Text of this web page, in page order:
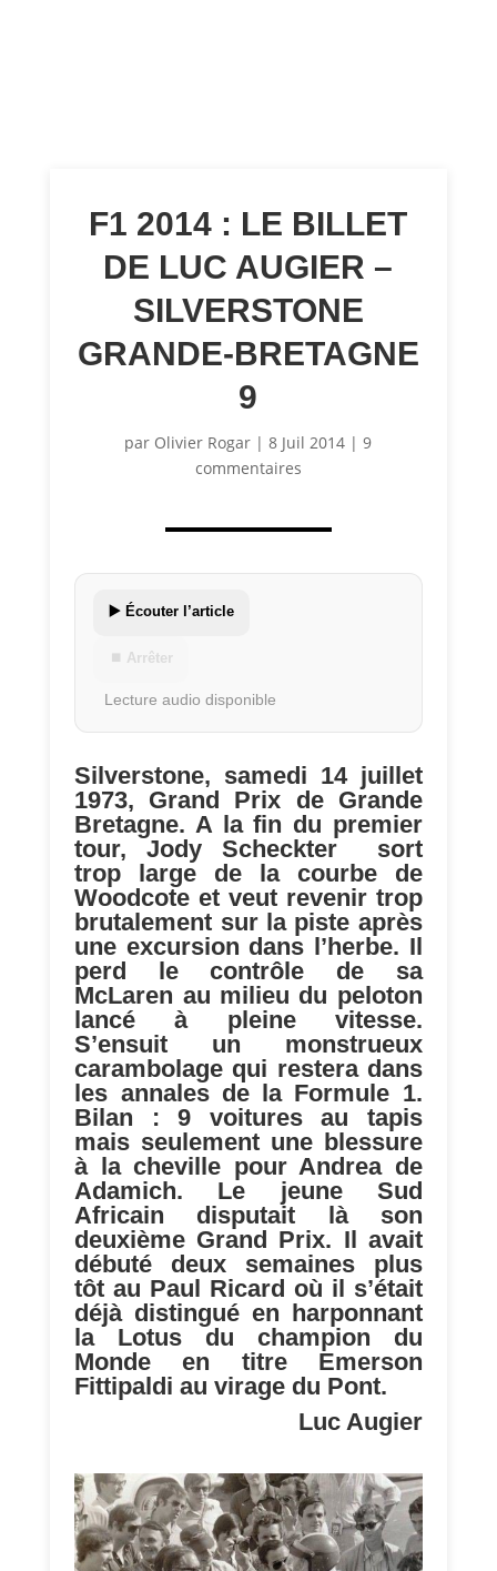
F1 2014 : LE BILLET
DE LUC AUGIER –
SILVERSTONE
GRANDE-BRETAGNE
9
par Olivier Rogar |8 Juil 2014 |9
commentaires
▶️ Écouter l’article
⏹ Arrêter
Lecture audio disponible
Silverstone, samedi 14 juillet
1973, Grand Prix de Grande
Bretagne. A la fin du premier
tour, Jody Scheckter sort
trop large de la courbe de
Woodcote et veut revenir trop
brutalement sur la piste après
une excursion dans l’herbe. Il
perd le contrôle de sa
McLaren au milieu du peloton
lancé à pleine vitesse.
S’ensuit un monstrueux
carambolage qui restera dans
les annales de la Formule 1.
Bilan : 9 voitures au tapis
mais seulement une blessure
à la cheville pour Andrea de
Adamich. Le jeune Sud
Africain disputait là son
deuxième Grand Prix. Il avait
débuté deux semaines plus
tôt au Paul Ricard où il s’était
déjà distingué en harponnant
la Lotus du champion du
Monde en titre Emerson
Fittipaldi au virage du Pont.
Luc Augier